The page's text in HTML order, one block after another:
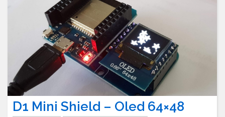
D1 Mini Shield – Oled 64×48